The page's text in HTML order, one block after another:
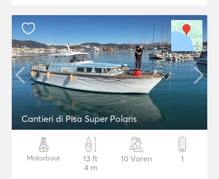
Cantieri di Pisa Super Polaris
Motorboot
13 ft
4 m
10 Varen 1